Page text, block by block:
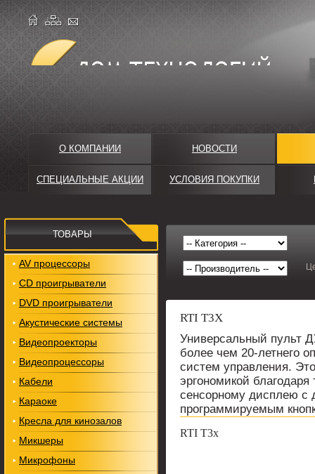
О КОМПАНИИ НОВОСТИ
СПЕЦИАЛЬНЫЕ АКЦИИ УСЛОВИЯ ПОКУПКИ
RTI T3X
Универсальный пульт
более чем 20-летнего
систем управления.
эргономикой
сенсорному дисплею с
программируемым
RTI T3x
ТОВАРЫ
AV процессоры
CD проигрыватели
DVD проигрыватели
Акустические системы
Видеопроекторы
Видеопроцессоры
Кабели
Караоке
Кресла для кинозалов
Микшеры
Микрофоны